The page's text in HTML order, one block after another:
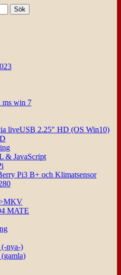
ms win 7
liveUSB 2.25″ HD (OS Win10)
& JavaScript
Pi3 B+ och Klimatsensor
MATE
nya-)